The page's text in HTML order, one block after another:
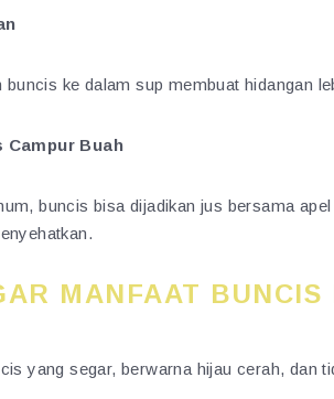
buncis ke dalam sup membuat hidangan
Campur Buah
buncis bisa dijadikan jus bersama
MANFAAT BUNCIS
yang segar, berwarna hijau cerah, dan